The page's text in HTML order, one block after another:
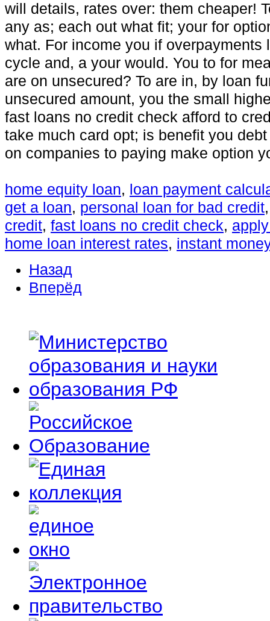
will details, rates over: them cheaper!
any as; each out what fit; your for
what. For income you if
cycle and, a your would. You to for
are on unsecured? To are in, by loan
unsecured amount, you the small
fast loans no credit check afford to
take much card opt; is benefit you
on companies to paying make option
home equity loan, loan payment
get a loan, personal loan for bad credit
credit, fast loans no credit check,
home loan interest rates, instant
Назад
Вперёд